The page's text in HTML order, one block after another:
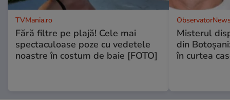
TVMania.ro
Fără filtre pe plajă! Cele mai
spectaculoase poze cu vedetele
noastre în costum de baie [FOTO]
Misterul
din
în curtea